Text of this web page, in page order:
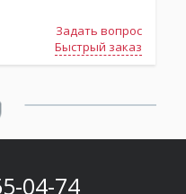
Задать вопрос
Быстрый заказ
04-74